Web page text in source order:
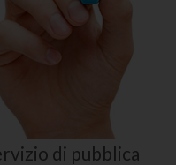
di pubblica